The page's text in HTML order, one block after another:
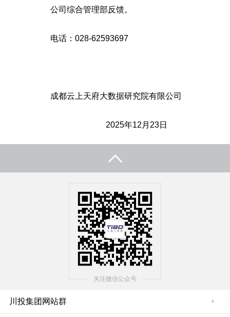
公司综合管理部反馈。
电话：028-62593697
成都云上天府大数据研究院有限公司
2025年12月23日
关注微信公众号
川投集团网站群